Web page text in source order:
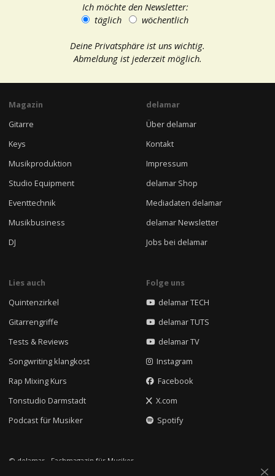
Ich möchte den Newsletter:
täglich
wöchentlich
Deine Privatsphäre ist uns wichtig.
Abmeldung ist jederzeit möglich.
Magazin
Gitarre
Keys
Musikproduktion
Studio Equipment
Eventtechnik
Musikbusiness
DJ
delamar
Über delamar
Kontakt
Impressum
delamar Shop
Mediadaten delamar
delamar Newsletter
Jobs bei delamar
Lies auch
Quintenzirkel
Gitarrengriffe
Tests & Reviews
Songwriting klangkost
Rap Mixing Kurs
Tonstudio Darmstadt
Podcast für Musiker
Folge uns
delamar TECH
delamar TUTS
delamar TV
Instagram
Facebook
X.com
Spotify
© delamar - Fachmagazin für Musiker